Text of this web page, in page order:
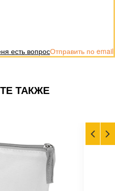
Отправить по email
есть вопрос
ТАКЖЕ